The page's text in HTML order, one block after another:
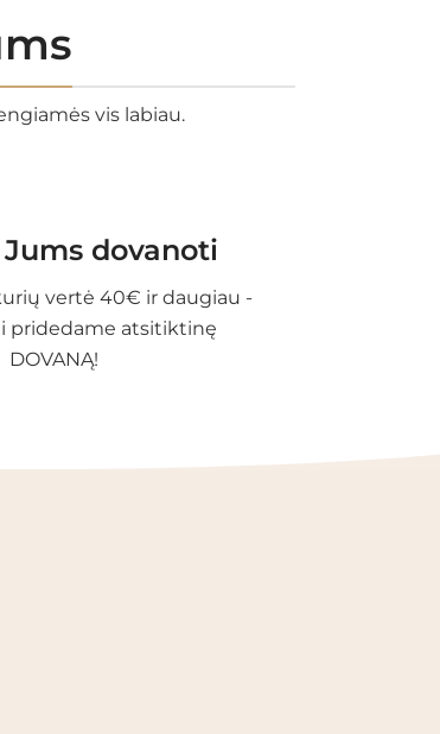
vis labiau.
dovanoti
vertė 40€ ir daugiau -
pridedame atsitiktinę
DOVANĄ!